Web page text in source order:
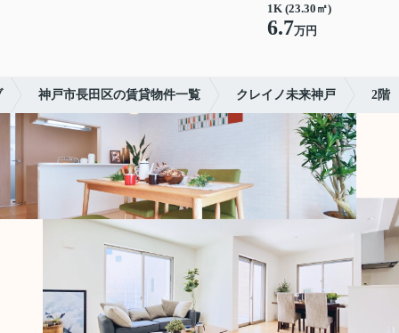
1K (23.30㎡)
6.7万円
神戸市長田区の賃貸物件一覧 クレイノ未来神戸 2階